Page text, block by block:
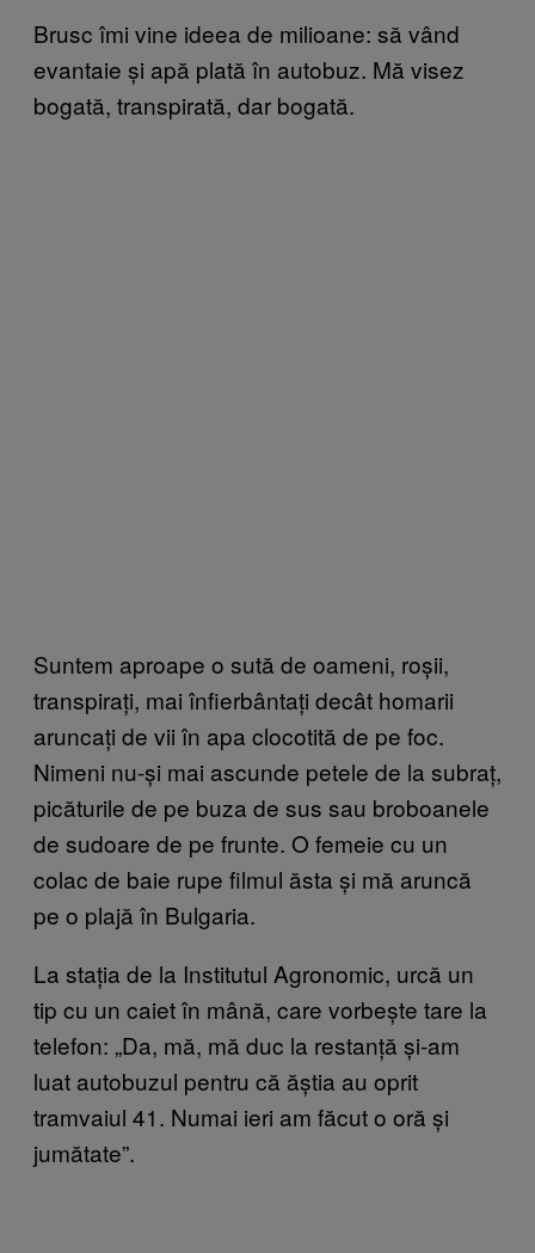
Brusc îmi vine ideea de milioane: să vând
evantaie și apă plată în autobuz. Mă visez
bogată, transpirată, dar bogată.
Suntem aproape o sută de oameni, roșii,
transpirați, mai înfierbântați decât homarii
aruncați de vii în apa clocotită de pe foc.
Nimeni nu-și mai ascunde petele de la subraț,
picăturile de pe buza de sus sau broboanele
de sudoare de pe frunte. O femeie cu un
colac de baie rupe filmul ăsta și mă aruncă
pe o plajă în Bulgaria.
La stația de la Institutul Agronomic, urcă un
tip cu un caiet în mână, care vorbește tare la
telefon: „Da, mă, mă duc la restanță și-am
luat autobuzul pentru că ăștia au oprit
tramvaiul 41. Numai ieri am făcut o oră și
jumătate”.